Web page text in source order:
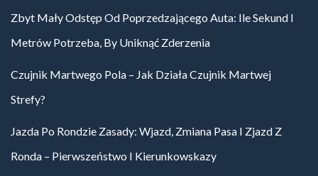
Zbyt Mały Odstęp Od Poprzedzającego Auta: Ile Sekund I
Metrów Potrzeba, By Uniknąć Zderzenia
Czujnik Martwego Pola – Jak Działa Czujnik Martwej
Strefy?
Jazda Po Rondzie Zasady: Wjazd, Zmiana Pasa I Zjazd Z
Ronda – Pierwszeństwo I Kierunkowskazy